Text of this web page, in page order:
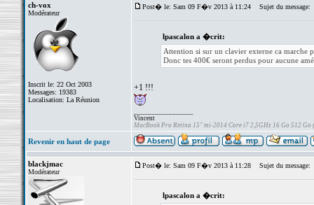
ch-vox
Modérateur
Inscrit le: 22 Oct 2003
Messages: 19383
Localisation: La Réunion
Post� le: Sam 09 F�v 2013 à 11:24 Sujet du message:
lpascalon a �crit:
Attention si sur un clavier externe ca marche
Donc tes 400€ seront perdus pour aucune
+1 !!!
Vincent
MacBook Pro Retina 15" mi-2014 Core i7 2,5GHz 16 Go 512 Go
Revenir en haut de page
blackjmac
Modérateur
Post� le: Sam 09 F�v 2013 à 11:28 Sujet du message:
lpascalon a �crit: